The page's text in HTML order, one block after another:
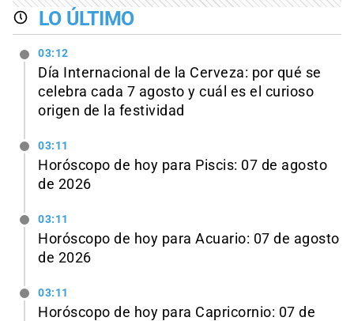
LO ÚLTIMO
03:12
Día Internacional de la Cerveza: por qué se
celebra cada 7 agosto y cuál es el curioso
origen de la festividad
03:11
Horóscopo de hoy para Piscis: 07 de agosto
de 2026
03:11
Horóscopo de hoy para Acuario: 07 de agosto
de 2026
03:11
Horóscopo de hoy para Capricornio: 07 de